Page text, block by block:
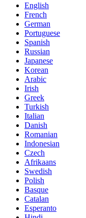
English
French
German
Portuguese
Spanish
Russian
Japanese
Korean
Arabic
Irish
Greek
Turkish
Italian
Danish
Romanian
Indonesian
Czech
Afrikaans
Swedish
Polish
Basque
Catalan
Esperanto